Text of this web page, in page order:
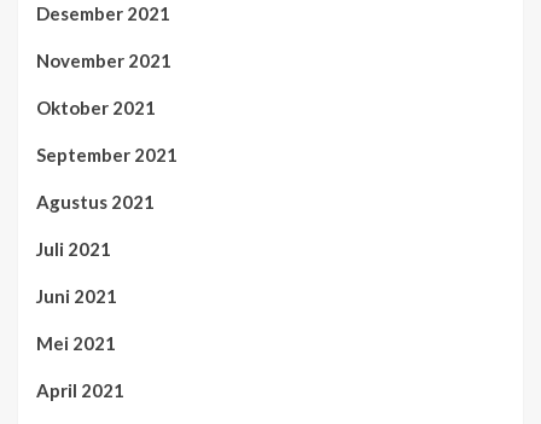
Desember 2021
November 2021
Oktober 2021
September 2021
Agustus 2021
Juli 2021
Juni 2021
Mei 2021
April 2021